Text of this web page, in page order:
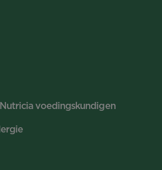
voedingskundigen